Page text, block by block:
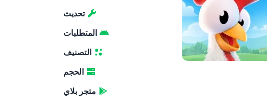
تحديث
المتطلبات
التصنيف
الحجم
متجر بلاي